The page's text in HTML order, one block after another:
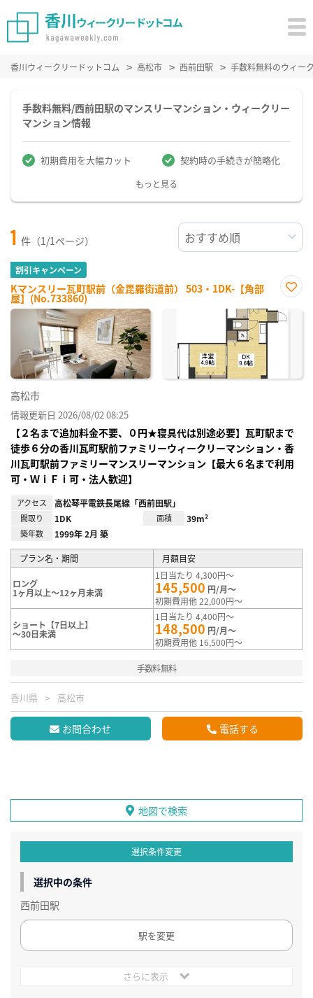
香川ウィークリードットコム 高松市 西前田駅 手数料無料のウィー
手数料無料/西前田駅のマンスリーマンション・ウィークリー
マンション情報
初期費用を大幅カット 契約時の手続きが簡略化
もっと見る
1 件（1/1ページ）
割引キャンペーン
Kマンスリー瓦町駅前（金毘羅街道前） 503・1DK-【角部
屋】(No.733860)
に入
り登
高松市
情報更新日 2026/08/02 08:25
【２名まで追加料金不要、０円★寝具代は別途必要】瓦町駅まで
徒歩６分の香川瓦町駅前ファミリーウィークリーマンション・香
川瓦町駅前ファミリーマンスリーマンション【最大６名まで利用
可・ＷｉＦｉ可・法人歓迎】
アクセス 高松琴平電鉄長尾線「西前田駅」
間取り 1DK 面積 39m²
築年数 1999年 2月 築
プラン名・期間 月額目安
ロング
1ヶ月以上～12ヶ月未満
1日当たり 4,300円～
145,500 円/月～
初期費用他 22,000円～
ショート【7日以上】
～30日未満
1日当たり 4,400円～
148,500 円/月～
初期費用他 16,500円～
手数料無料
香川県 高松市
お問合わせ 電話する
地図で検索
選択条件変更
選択中の条件
西前田駅
駅を変更
さらに表示